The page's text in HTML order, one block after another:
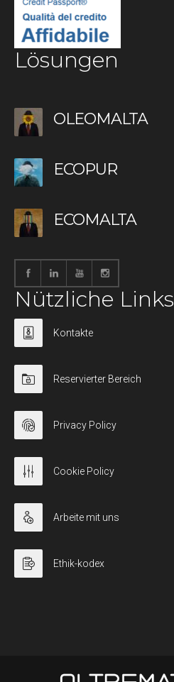
Lösungen
OLEOMALTA
ECOPUR
ECOMALTA
Nützliche Links
Kontakte
Reservierter Bereich
Privacy Policy
Cookie Policy
Arbeite mit uns
Ethik-kodex